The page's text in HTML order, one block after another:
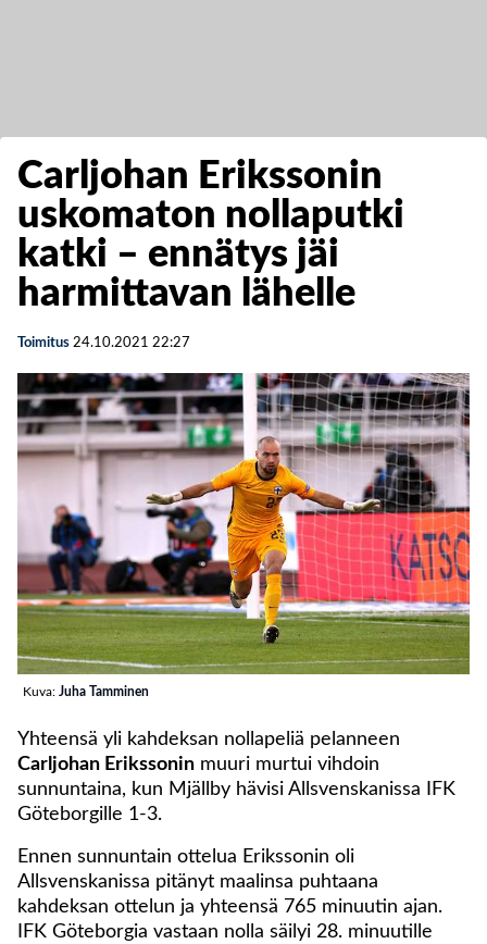
Carljohan Erikssonin
uskomaton nollaputki
katki – ennätys jäi
harmittavan lähelle
Toimitus 24.10.2021 22:27
Kuva: Juha Tamminen
Yhteensä yli kahdeksan nollapeliä pelanneen
Carljohan Erikssonin muuri murtui vihdoin
sunnuntaina, kun Mjällby hävisi Allsvenskanissa IFK
Göteborgille 1-3.
Ennen sunnuntain ottelua Erikssonin oli
Allsvenskanissa pitänyt maalinsa puhtaana
kahdeksan ottelun ja yhteensä 765 minuutin ajan.
IFK Göteborgia vastaan nolla säilyi 28. minuutille